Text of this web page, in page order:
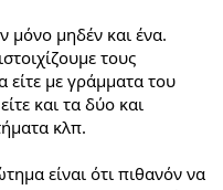
μόνο μηδέν και ένα.
τους
είτε με γράμματα του
και τα δύο και
κλπ.
είναι ότι πιθανόν να